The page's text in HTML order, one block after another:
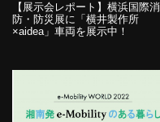
【展示会レポート】横浜国際消
防・防災展に「横井製作所
×aidea」車両を展示中！